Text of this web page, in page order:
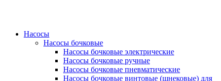
Насосы
Насосы бочковые
Насосы бочковые электрические
Насосы бочковые ручные
Насосы бочковые пневматические
Насосы бочковые винтовые (шнековые) для